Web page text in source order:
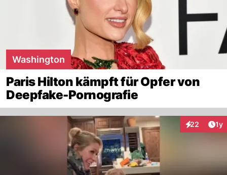
Washington
Paris Hilton kämpft für Opfer von
Deepfake-Pornografie
22 1y